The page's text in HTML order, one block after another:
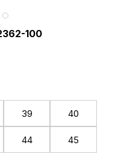
100
39 40
44 45